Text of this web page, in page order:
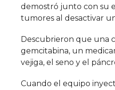
demostró junto con su
tumores al desactivar
Descubrieron que una
gemcitabina, un
vejiga, el seno y el
Cuando el equipo